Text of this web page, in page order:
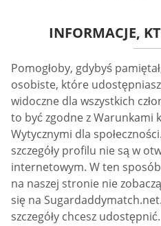
INFORMACJE,
Pomogłoby, gdybyś
osobiste, które
widoczne dla wszystkich
to być zgodne z Warunkami
Wytycznymi dla
szczegóły profilu nie są w
internetowym. W ten
na naszej stronie nie
się na
szczegóły chcesz udostępnić.